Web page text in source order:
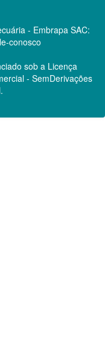
- Embrapa SAC:
conosco
sob a Licença
- SemDerivações